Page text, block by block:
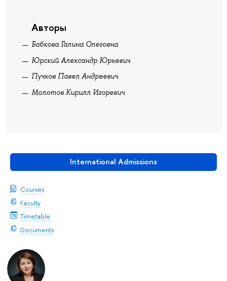
International Admissions
Courses
Faculty
Timetable
Documents
Авторы
Бабкова Галина Олеговна
Юрский Александр Юрьевич
Пучков Павел Андреевич
Молотов Кирилл Игоревич